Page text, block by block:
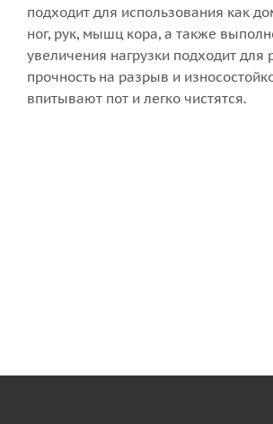
подходит для использования как
ног, рук, мышц кора, а также
увеличения нагрузки подходит
прочность на разрыв и
впитывают пот и легко чистятся.